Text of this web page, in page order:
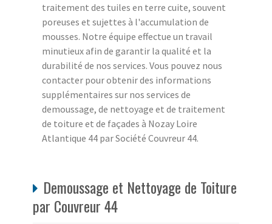
traitement des tuiles en terre cuite, souvent
poreuses et sujettes à l'accumulation de
mousses. Notre équipe effectue un travail
minutieux afin de garantir la qualité et la
durabilité de nos services. Vous pouvez nous
contacter pour obtenir des informations
supplémentaires sur nos services de
demoussage, de nettoyage et de traitement
de toiture et de façades à Nozay Loire
Atlantique 44 par Société Couvreur 44.
Demoussage et Nettoyage de Toiture
par Couvreur 44